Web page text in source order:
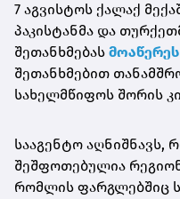
7 აგვისტოს ქალაქ
პაკისტანმა და
შეთანხმებას მოაწერეს
შეთანხმებით
სახელმწიფოს შორის
სააგენტო აღნიშნავს,
შეშფოთებულია
რომლის ფარგლებშიც